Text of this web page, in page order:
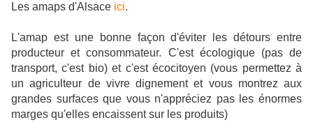
Les amaps d'Alsace ici.
L'amap est une bonne façon d'éviter les détours entre
producteur et consommateur. C'est écologique (pas de
transport, c'est bio) et c'est écocitoyen (vous permettez à
un agriculteur de vivre dignement et vous montrez aux
grandes surfaces que vous n'appréciez pas les énormes
marges qu'elles encaissent sur les produits)